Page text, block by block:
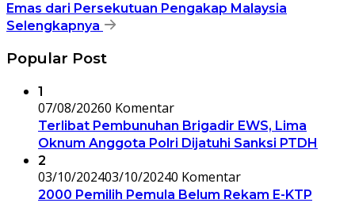
Emas dari Persekutuan Pengakap Malaysia
Selengkapnya
Popular Post
1
07/08/20260 Komentar
Terlibat Pembunuhan Brigadir EWS, Lima
Oknum Anggota Polri Dijatuhi Sanksi PTDH
2
03/10/202403/10/20240 Komentar
2000 Pemilih Pemula Belum Rekam E-KTP